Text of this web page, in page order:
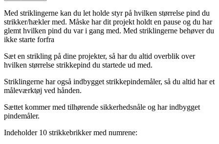
Med striklingerne kan du let holde styr på hvilken størrelse pind du
strikker/hækler med. Måske har dit projekt holdt en pause og du har
glemt hvilken pind du var i gang med. Med striklingerne behøver du
ikke starte forfra
Sæt en strikling på dine projekter, så har du altid overblik over
hvilken størrelse strikkepind du startede ud med.
Striklingerne har også indbygget strikkepindemåler, så du altid har et
måleværktøj ved hånden.
Sættet kommer med tilhørende sikkerhedsnåle og har indbygget
pindemåler.
Indeholder 10 strikkebrikker med numrene: